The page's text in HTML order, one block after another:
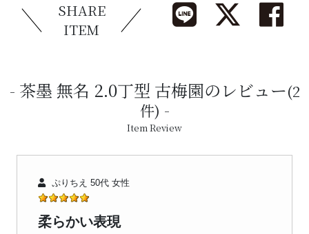
SHARE
ITEM
茶墨 無名 2.0丁型 古梅園のレビュー(2
件)
Item Review
ぷりちえ 50代 女性
柔らかい表現